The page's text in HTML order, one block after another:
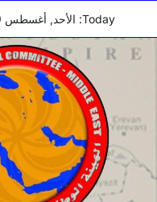
content
Today: الأحد, أغسطس 9 2026